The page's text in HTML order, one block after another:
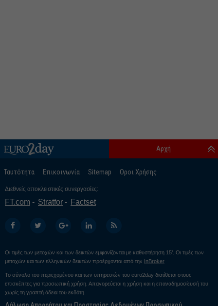
Ταυτότητα Επικοινωνία Sitemap Οροι Χρήσης
Αρχή
Διεθνείς αποκλειστικές συνεργασίες:
FT.com Stratfor Factset
Οι τιμές των μετοχών και των δεικτών εμφανίζονται με καθυστέρηση 15’. Οι τιμές των
μετοχών και των ελληνικών δεικτών προέρχονται από την InBroker
Το σύνολο του περιεχομένου και των υπηρεσιών του euro2day διατίθεται στους
επισκέπτες για προσωπική χρήση. Απαγορεύεται η χρήση και η επαναδημοσίευσή του
χωρίς τη γραπτή άδεια του εκδότη.